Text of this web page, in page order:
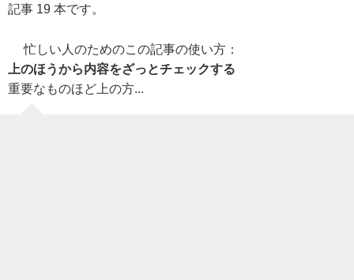
記事 19 本です。
忙しい人のためのこの記事の使い方：
上のほうから内容をざっとチェックする
重要なものほど上の方...